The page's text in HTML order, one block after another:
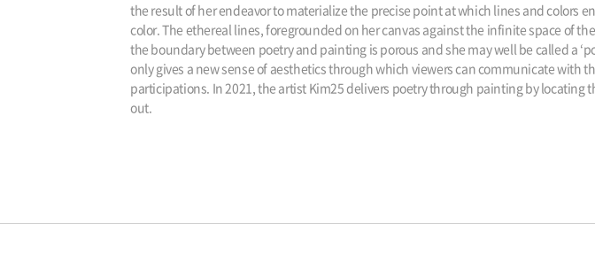
the result of her endeavor to materialize the precise point at which lines and colors
color. The ethereal lines, foregrounded on her canvas against the infinite space of
the boundary between poetry and painting is porous and she may well be called a
only gives a new sense of aesthetics through which viewers can communicate
participations. In 2021, the artist Kim25 delivers poetry through painting by
out.